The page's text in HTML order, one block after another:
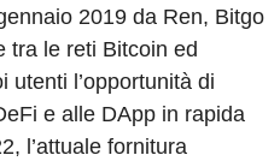
2019 da Ren, Bitgo
tra le reti Bitcoin ed
utenti l’opportunità di
e alle DApp in rapida
l’attuale fornitura